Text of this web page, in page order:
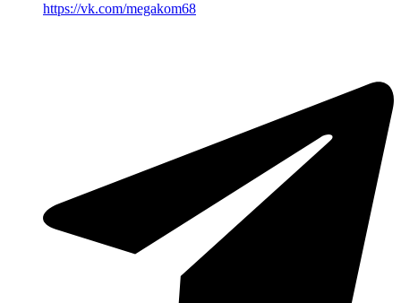
https://vk.com/megakom68